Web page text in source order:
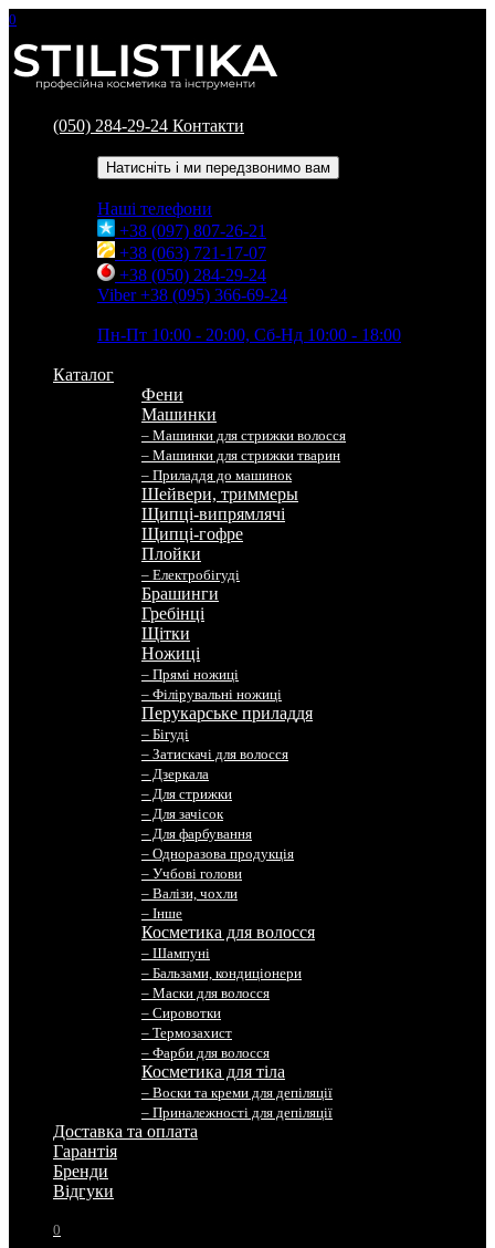
0
(050) 284-29-24 Контакти
Натисніть і ми передзвонимо вам
Наші телефони
+38 (097) 807-26-21
+38 (063) 721-17-07
+38 (050) 284-29-24
Viber +38 (095) 366-69-24
Пн-Пт 10:00 - 20:00, Сб-Нд 10:00 - 18:00
Каталог
Фени
Машинки
– Машинки для стрижки волосся
– Машинки для стрижки тварин
– Приладдя до машинок
Шейвери, триммеры
Щипці-випрямлячі
Щипці-гофре
Плойки
– Електробігуді
Брашинги
Гребінці
Щітки
Ножиці
– Прямі ножиці
– Філірувальні ножиці
Перукарське приладдя
– Бігуді
– Затискачі для волосся
– Дзеркала
– Для стрижки
– Для зачісок
– Для фарбування
– Одноразова продукція
– Учбові голови
– Валізи, чохли
– Інше
Косметика для волосся
– Шампуні
– Бальзами, кондиціонери
– Маски для волосся
– Сировотки
– Термозахист
– Фарби для волосся
Косметика для тіла
– Воски та креми для депіляції
– Приналежності для депіляції
Доставка та оплата
Гарантія
Бренди
Вiдгуки
0